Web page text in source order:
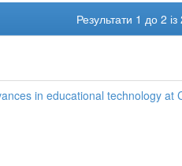
Результати 1 до 2 із
in educational technology at